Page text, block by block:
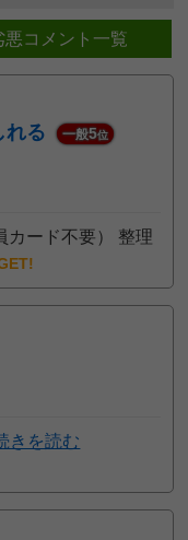
悪コメント一覧
れる 一般5位
カード不要） 整理
きを読む